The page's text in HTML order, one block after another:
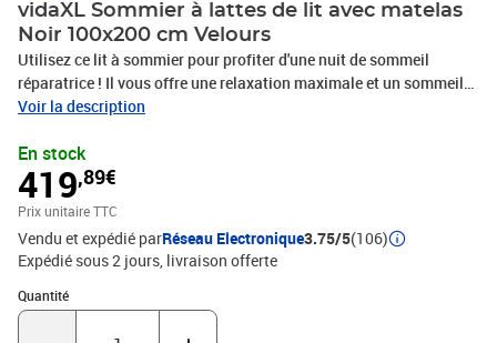
vidaXL Sommier à lattes de lit avec matelas
Noir 100x200 cm Velours
Utilisez ce lit à sommier pour profiter d'une nuit de sommeil
réparatrice ! Il vous offre une relaxation maximale et un sommeil
agréable. Matériau doux et confortable : le tissu en velours
agréable contre la peau, vous apportant chaleur et confort
ultime.Matelas à ressorts ensachés : ce matelas à ressorts
ensachés comporte des ressorts ensachés individuels qui
fonctionnent indépendamment pour offrir un soutien personnalisé
en réagissant uniquement à la pression exercée dans chaque zone.
Cette conception empêche « l'enroulement » et réduit le transfert
de mouvement par rapport aux matelas traditionnels à ressorts
ouverts. Chaque ressort ensaché soutient le corps
Voir la description
En stock
419,89€
Prix unitaire TTC
Vendu et expédié parRéseau Electronique3.75/5(106)
Expédié sous 2 jours livraison offerte
Quantité
Quantité : 1